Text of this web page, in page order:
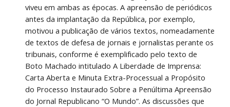
viveu em ambas as épocas. A apreensão de periódicos
antes da implantação da República, por exemplo,
motivou a publicação de vários textos, nomeadamente
de textos de defesa de jornais e jornalistas perante os
tribunais, conforme é exemplificado pelo texto de
Boto Machado intitulado A Liberdade de Imprensa:
Carta Aberta e Minuta Extra-Processual a Propósito
do Processo Instaurado Sobre a Penúltima Apreensão
do Jornal Republicano “O Mundo”. As discussões que